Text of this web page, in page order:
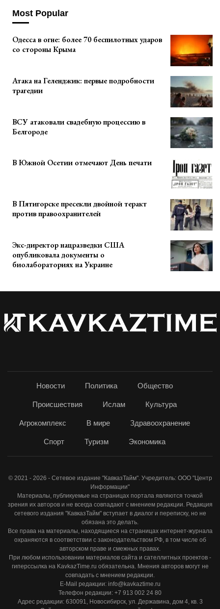
Most Popular
Одесса в огне: более 70 беспилотных ударов
со стороны Крыма
Атака на Геленджик: первые подробности
трагедии
ВСУ атаковали свадебную процессию в
Белгороде
В Южной Осетии отмечают День печати
В Пятигорске пресекли двойной теракт
против правоохранителей
Экс-директор нацразведки США
опубликовала документы о
биолабораториях на Украине
Новости Политика Общество
Происшествия Ислам Культура
Агрокомплекс В мире Здравоохранение
Спорт Туризм Экономика
© 2021 - 2026 - Сетевое издание "КавказТайм". Учредитель: ООО "Центр
Информации"
Материалы, публикуемые на страницах портала являются точкой
зрения их авторов и не всегда совпадают с мнением редакции. Редакция
сетевого издания "КавказТайм" вступает в диалог и переписку, но не
обязана это делать.
Все права на материалы, находящиеся на страницах интернет-журнала
охраняются в соответствии с законодательством РФ, в том числе об
авторском праве и смежных правах.
При любом использовании материалов сайта и сателлитных проектов -
гиперссылка на KavkazTime.ru обязательна. Мнения авторов могут не
совпадать с мнением редакции.
E-Mail редакции: info@kavkaztime.ru
Телефон редакции: +7 913 002 24 80
Адрес редакции: 630091, Новосибирск, ул. Державина, дом 4, кв. 3